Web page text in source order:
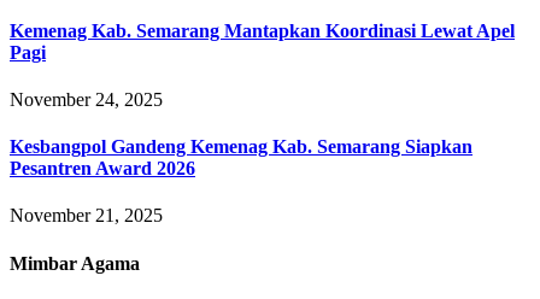
Kemenag Kab. Semarang Mantapkan Koordinasi Lewat Apel
Pagi
November 24, 2025
Kesbangpol Gandeng Kemenag Kab. Semarang Siapkan
Pesantren Award 2026
November 21, 2025
Mimbar Agama